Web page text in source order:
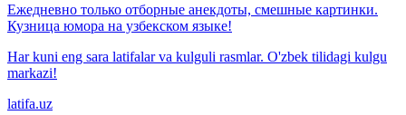
Ежедневно только отборные анекдоты, смешные картинки.
Кузница юмора на узбекском языке!
Har kuni eng sara latifalar va kulguli rasmlar. O'zbek tilidagi kulgu
markazi!
latifa.uz